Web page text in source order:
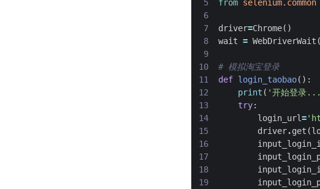
from selenium.common
driver=Chrome()
wait = WebDriverWait (
# 模拟淘宝登录
def login_taobao():
print ( '开始登录
try:
login_url=
driver.get (